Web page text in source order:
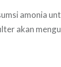
amonia
akan